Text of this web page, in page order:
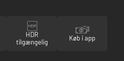
HDR
tilgængelig
Køb i app